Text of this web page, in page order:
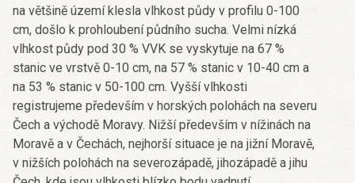
na většině území klesla vlhkost půdy v profilu 0-100
cm, došlo k prohloubení půdního sucha. Velmi nízká
vlhkost půdy pod 30 % VVK se vyskytuje na 67 %
stanic ve vrstvě 0-10 cm, na 57 % stanic v 10-40 cm a
na 53 % stanic v 50-100 cm. Vyšší vlhkosti
registrujeme především v horských polohách na severu
Čech a východě Moravy. Nižší především v nížinách na
Moravě a v Čechách, nejhorší situace je na jižní Moravě,
v nižších polohách na severozápadě, jihozápadě a jihu